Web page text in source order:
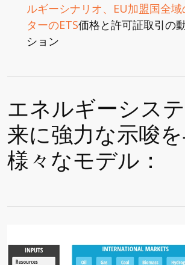
ルギーシナリオ、EU加盟国全域
ターのETS価格と許可証取引の
ション
エネルギーシス
来に強力な示唆
様々なモデル：